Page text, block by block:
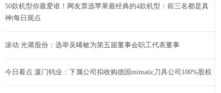
50款机型你最爱谁！网友票选苹果最经典的4款机型：前三名都是真
神|每日观点
滚动:光莆股份：选举吴晞敏为第五届董事会职工代表董事
今日看点:厦门钨业：下属公司拟收购德国mimatic刀具公司100%股权